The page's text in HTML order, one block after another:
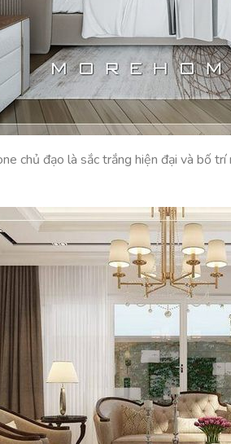
chủ đạo là sắc trắng hiện đại và bố